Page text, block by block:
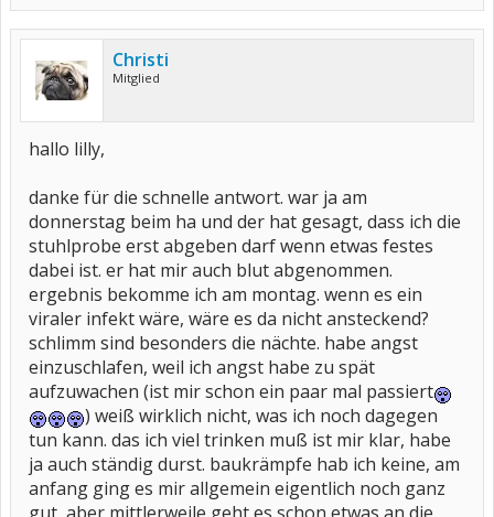
Christi
Mitglied
hallo lilly,
danke für die schnelle antwort. war ja am
donnerstag beim ha und der hat gesagt, dass ich die
stuhlprobe erst abgeben darf wenn etwas festes
dabei ist. er hat mir auch blut abgenommen.
ergebnis bekomme ich am montag. wenn es ein
viraler infekt wäre, wäre es da nicht ansteckend?
schlimm sind besonders die nächte. habe angst
einzuschlafen, weil ich angst habe zu spät
aufzuwachen (ist mir schon ein paar mal passiert
) weiß wirklich nicht, was ich noch dagegen
tun kann. das ich viel trinken muß ist mir klar, habe
ja auch ständig durst. baukrämpfe hab ich keine, am
anfang ging es mir allgemein eigentlich noch ganz